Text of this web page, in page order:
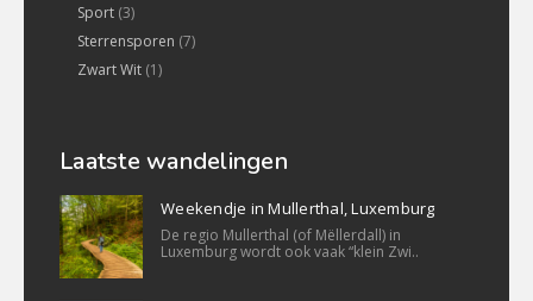
Sport (3)
Sterrensporen (7)
Zwart Wit (1)
Laatste wandelingen
Weekendje in Mullerthal, Luxemburg
De regio Mullerthal (of Mëllerdall) in
Luxemburg wordt ook vaak “klein Zwi..